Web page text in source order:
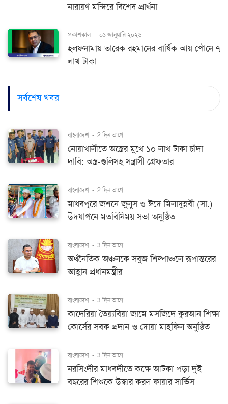
নারায়ণ মন্দিরে বিশেষ প্রার্থনা
প্রকাশকাল - ০১ জানুয়ারি ২০২৬
হলফনামায় তারেক রহমানের বার্ষিক আয় পৌনে ৭
লাখ টাকা
সর্বশেষ খবর
বাংলাদেশ - 2 দিন আগে
নোয়াখালীতে অস্ত্রের মুখে ১০ লাখ টাকা চাঁদা
দাবি: অস্ত্র-গুলিসহ সন্ত্রাসী গ্রেফতার
বাংলাদেশ - 2 দিন আগে
মাধবপুরে জশনে জুলুস ও ঈদে মিলাদুন্নবী (সা.)
উদযাপনে মতবিনিময় সভা অনুষ্ঠিত
বাংলাদেশ - 3 দিন আগে
অর্থনৈতিক অঞ্চলকে সবুজ শিল্পাঞ্চলে রূপান্তরের
আহ্বান প্রধানমন্ত্রীর
বাংলাদেশ - 3 দিন আগে
কাদেরিয়া তৈয়্যবিয়া জামে মসজিদে কুরআন শিক্ষা
কোর্সের সবক প্রদান ও দোয়া মাহফিল অনুষ্ঠিত
বাংলাদেশ - 3 দিন আগে
নরসিংদীর মাধবদীতে কক্ষে আটকা পড়া দুই
বছরের শিশুকে উদ্ধার করল ফায়ার সার্ভিস